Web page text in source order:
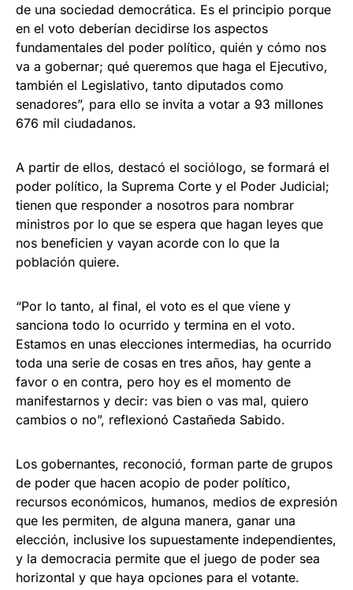
de una sociedad democrática. Es el principio porque
en el voto deberían decidirse los aspectos
fundamentales del poder político, quién y cómo nos
va a gobernar; qué queremos que haga el Ejecutivo,
también el Legislativo, tanto diputados como
senadores”, para ello se invita a votar a 93 millones
676 mil ciudadanos.
A partir de ellos, destacó el sociólogo, se formará el
poder político, la Suprema Corte y el Poder Judicial;
tienen que responder a nosotros para nombrar
ministros por lo que se espera que hagan leyes que
nos beneficien y vayan acorde con lo que la
población quiere.
“Por lo tanto, al final, el voto es el que viene y
sanciona todo lo ocurrido y termina en el voto.
Estamos en unas elecciones intermedias, ha ocurrido
toda una serie de cosas en tres años, hay gente a
favor o en contra, pero hoy es el momento de
manifestarnos y decir: vas bien o vas mal, quiero
cambios o no”, reflexionó Castañeda Sabido.
Los gobernantes, reconoció, forman parte de grupos
de poder que hacen acopio de poder político,
recursos económicos, humanos, medios de expresión
que les permiten, de alguna manera, ganar una
elección, inclusive los supuestamente independientes,
y la democracia permite que el juego de poder sea
horizontal y que haya opciones para el votante.